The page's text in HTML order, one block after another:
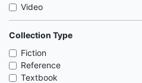
Video
Collection Type
Fiction
Reference
Textbook